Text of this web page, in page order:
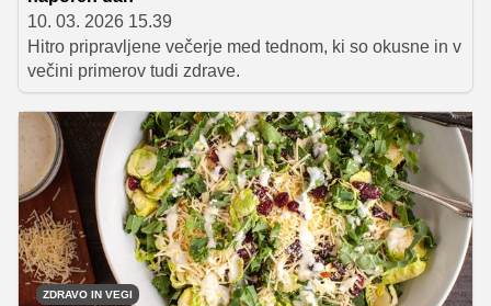
10. 03. 2026 15.39
Hitro pripravljene večerje med tednom, ki so okusne in v
večini primerov tudi zdrave.
ZDRAVO IN VEGI